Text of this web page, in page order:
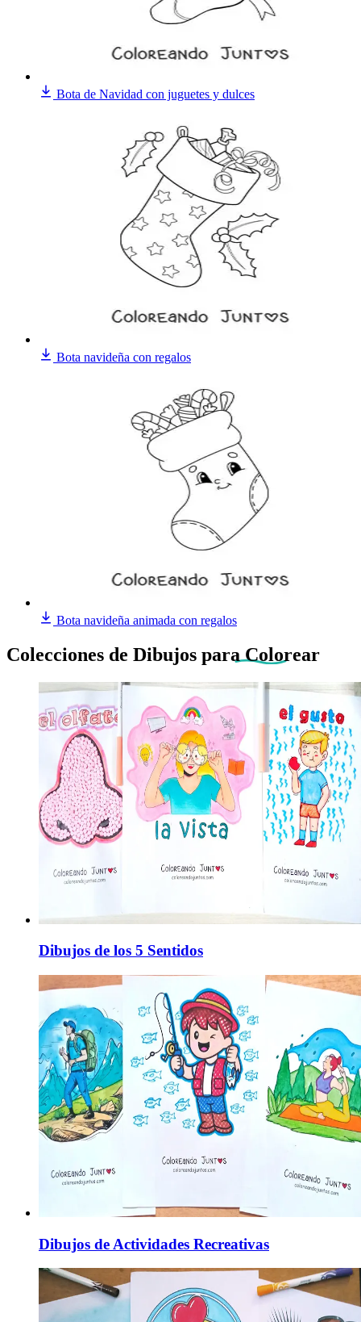
Bota de Navidad con juguetes y dulces
Bota navideña con regalos
Bota navideña animada con regalos
Colecciones de Dibujos para Colorear
Dibujos de los 5 Sentidos
Dibujos de Actividades Recreativas